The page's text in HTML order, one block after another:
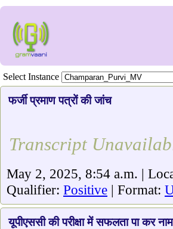
Select Instance
फर्जी प्रमाण पत्रों की जांच
Transcript
May 2, 2025, 8:54 a.m. |
Qualifier: Positive | Format:
यूपीएससी की परीक्षा में सफलता पा कर